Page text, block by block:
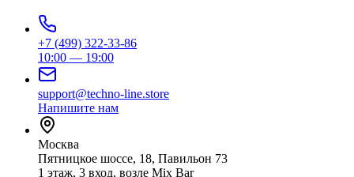
+7 (499) 322-33-86
10:00 — 19:00
support@techno-line.store
Напишите нам
Москва
Пятницкое шоссе, 18, Павильон 73
1 этаж, 3 вход, возле Mix Bar